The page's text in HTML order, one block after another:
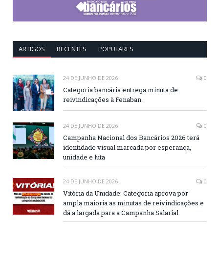
ARTIGOS RECENTES POPULARES
24 DE JUNHO DE 2026 0
Categoria bancária entrega minuta de
reivindicações à Fenaban
24 DE JUNHO DE 2026 0
Campanha Nacional dos Bancários 2026 terá
identidade visual marcada por esperança,
unidade e luta
24 DE JUNHO DE 2026 0
Vitória da Unidade: Categoria aprova por
ampla maioria as minutas de reivindicações e
dá a largada para a Campanha Salarial